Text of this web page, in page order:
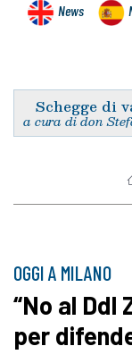
News
Schegge di
a cura di don
OGGI A MILANO
“No al Ddl
per